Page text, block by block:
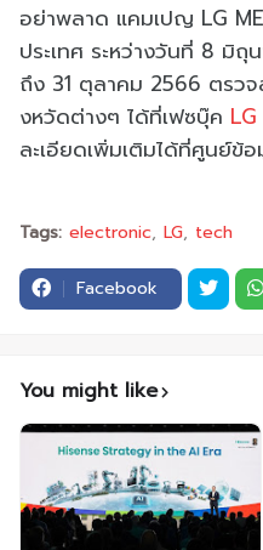
อย่าพลาด แคมเปญ LG
ประเทศ ระหว่างวันที่ 8 มิถุ
ถึง 31 ตุลาคม 2566 ตรว
งหวัดต่างๆ ได้ที่เฟซบุ๊ค
ละเอียดเพิ่มเติมได้ที่ศูนย์ข้
Tags: electronic LG tech
Facebook
You might like